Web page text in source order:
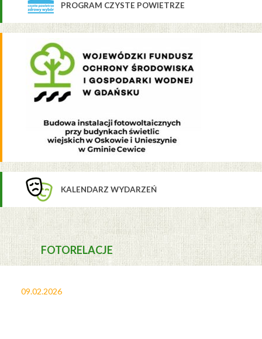
PROGRAM CZYSTE POWIETRZE
KALENDARZ WYDARZEŃ
FOTORELACJE
09.02.2026